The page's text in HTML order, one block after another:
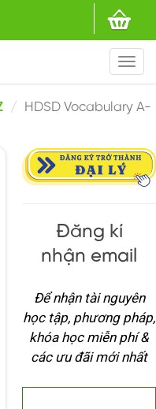
HDSD Vocabulary A-
Đăng kí
nhận email
Để nhận tài nguyên
học tập, phương pháp,
khóa học miễn phí &
các ưu đãi mới nhất